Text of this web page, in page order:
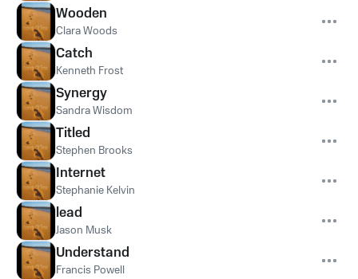
Wooden
Clara Woods
Catch
Kenneth Frost
Synergy
Sandra Wisdom
Titled
Stephen Brooks
Internet
Stephanie Kelvin
lead
Jason Musk
Understand
Francis Powell